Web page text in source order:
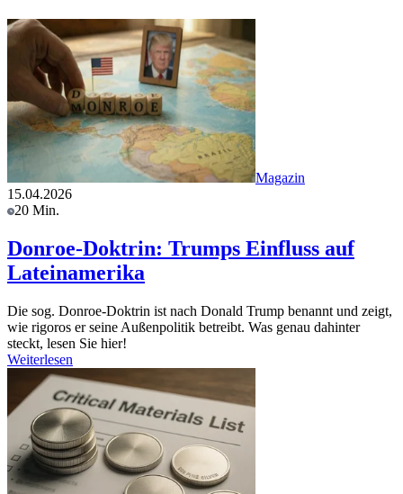
Magazin
15.04.2026
20 Min.
Donroe-Doktrin: Trumps Einfluss auf
Lateinamerika
Die sog. Donroe-Doktrin ist nach Donald Trump benannt und zeigt,
wie rigoros er seine Außenpolitik betreibt. Was genau dahinter
steckt, lesen Sie hier!
Weiterlesen